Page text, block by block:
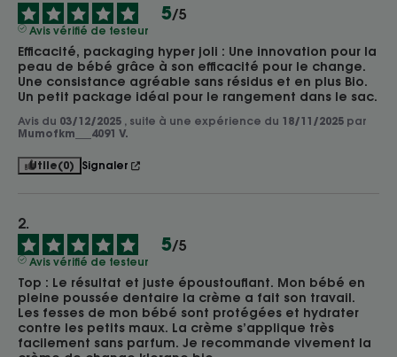
5/5
Avis vérifié de testeur
Efficacité, packaging hyper joli : Une innovation pour la
peau de bébé grâce à son efficacité pour le change.
Une consistance agréable sans résidus et en plus Bio.
Un petit package idéal pour le rangement dans le sac.
Avis du 03/12/2025 , suite à une expérience du 18/11/2025 par
Mumofkm___4091 V.
Utile(0) Signaler
5/5
Avis vérifié de testeur
Top : Le résultat et juste époustouflant. Mon bébé en
pleine poussée dentaire la crème a fait son travail.
Les fesses de mon bébé sont protégées et hydrater
contre les petits maux. La crème s’applique très
facilement sans parfum. Je recommande vivement la